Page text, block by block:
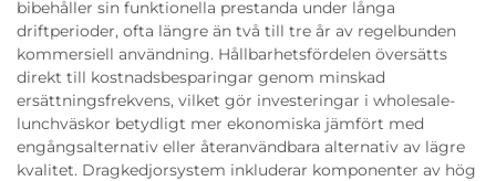
bibehåller sin funktionella prestanda under långa
driftperioder, ofta längre än två till tre år av regelbunden
kommersiell användning. Hållbarhetsfördelen översätts
direkt till kostnadsbesparingar genom minskad
ersättningsfrekvens, vilket gör investeringar i wholesale-
lunchväskor betydligt mer ekonomiska jämfört med
engångsalternativ eller återanvändbara alternativ av lägre
kvalitet. Dragkedjorsystem inkluderar komponenter av hög